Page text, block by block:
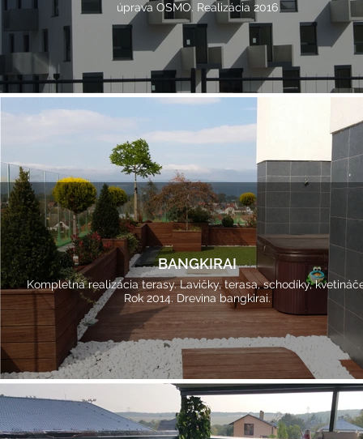
úprava OSMO. Realizácia 2016
BANGKIRAI
Kompletná realizácia terasy. Lavičky, terasa, schodíky,
Rok 2014. Drevina bangkirai.